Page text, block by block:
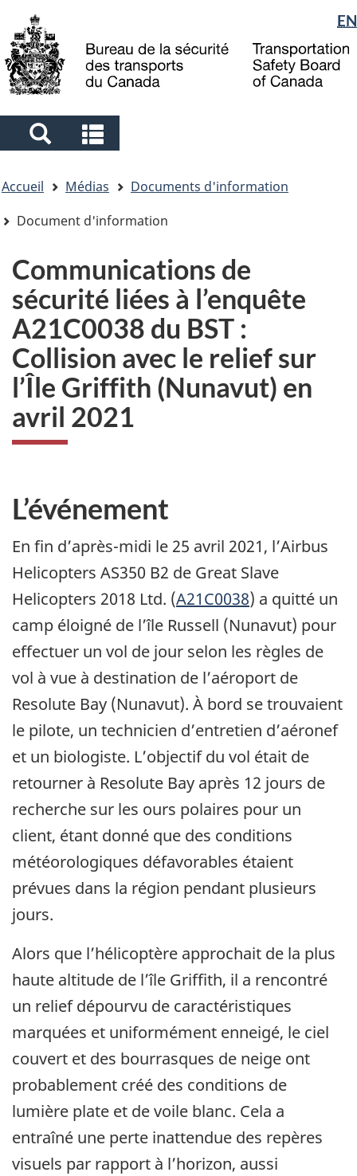
to
main
to
"About
government"
à
la
Sélection
de
la
langue
EN
Search
and
menus
and
menus
êtes
ici
Accueil Médias
Documents d'information
Document d'information
Communications de
sécurité liées à l’enquête
A21C0038 du BST :
Collision avec le relief sur
l’Île Griffith (Nunavut) en
avril 2021
L’événement
En fin d’après-midi le 25 avril 2021, l’Airbus
Helicopters AS350 B2 de Great Slave
Helicopters 2018 Ltd. (A21C0038) a quitté un
camp éloigné de l’île Russell (Nunavut) pour
effectuer un vol de jour selon les règles de
vol à vue à destination de l’aéroport de
Resolute Bay (Nunavut). À bord se trouvaient
le pilote, un technicien d’entretien d’aéronef
et un biologiste. L’objectif du vol était de
retourner à Resolute Bay après 12 jours de
recherche sur les ours polaires pour un
client, étant donné que des conditions
météorologiques défavorables étaient
prévues dans la région pendant plusieurs
jours.
Alors que l’hélicoptère approchait de la plus
haute altitude de l’île Griffith, il a rencontré
un relief dépourvu de caractéristiques
marquées et uniformément enneigé, le ciel
couvert et des bourrasques de neige ont
probablement créé des conditions de
lumière plate et de voile blanc. Cela a
entraîné une perte inattendue des repères
visuels par rapport à l’horizon, aussi